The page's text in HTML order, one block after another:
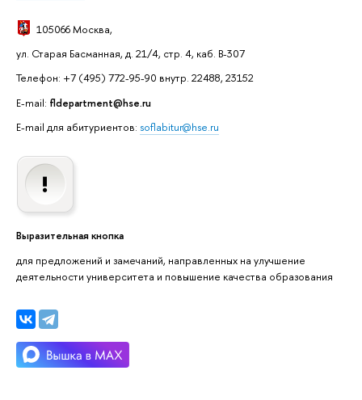
105066 Москва,
ул. Старая Басманная, д. 21/4, стр. 4, каб. В-307
Телефон: +7 (495) 772-95-90 внутр. 22488, 23152
E-mail: fldepartment@hse.ru
E-mail для абитуриентов: soflabitur@hse.ru
Выразительная кнопка
для предложений и замечаний, направленных на улучшение
деятельности университета и повышение качества образования